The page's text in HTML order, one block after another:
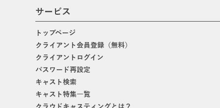
サービス
トップページ
クライアント会員登録（無料）
クライアントログイン
パスワード再設定
キャスト検索
キャスト特集一覧